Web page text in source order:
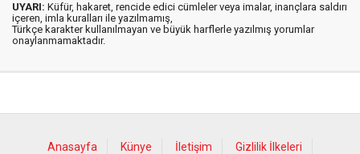
UYARI: Küfür, hakaret, rencide edici cümleler veya imalar, inançlara saldırı
içeren, imla kuralları ile yazılmamış,
Türkçe karakter kullanılmayan ve büyük harflerle yazılmış yorumlar
onaylanmamaktadır.
Anasayfa Künye İletişim
Gizlilik İlkeleri